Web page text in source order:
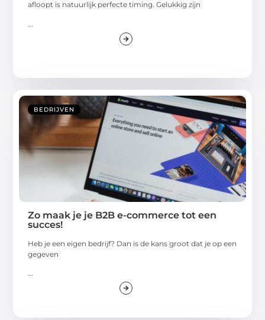
afloopt is natuurlijk perfecte timing. Gelukkig zijn
BEDRIJVEN
Zo maak je je B2B e-commerce tot een
succes!
Heb je een eigen bedrijf? Dan is de kans groot dat je op een
gegeven
...